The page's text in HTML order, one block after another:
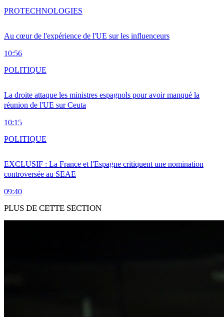
Au cœur de l'expérience de l'UE sur les influenceurs
10:56
PROTECHNOLOGIES
La droite attaque les ministres espagnols pour avoir manqué la
réunion de l'UE sur Ceuta
10:15
POLITIQUE
EXCLUSIF : La France et l'Espagne critiquent une nomination
controversée au SEAE
09:40
POLITIQUE
PLUS DE CETTE SECTION